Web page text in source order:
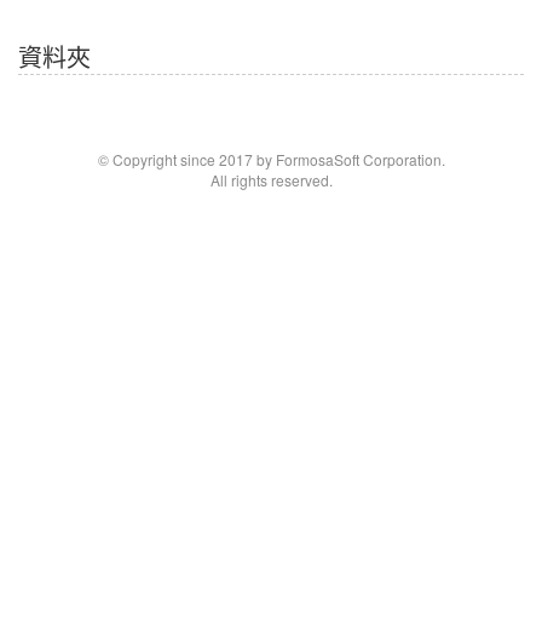
資料夾
© Copyright since 2017 by FormosaSoft Corporation.
All rights reserved.